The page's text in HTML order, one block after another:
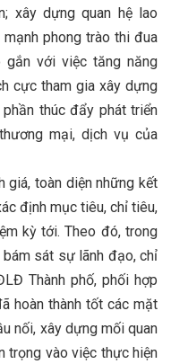
xây dựng quan hệ lao
phong trào thi đua
với việc tăng năng
cực tham gia xây dựng
thúc đẩy phát triển
mại, dịch vụ của
toàn diện những kết
định mục tiêu, chỉ tiêu,
kỳ tới. Theo đó, trong
sát sự lãnh đạo, chỉ
Thành phố, phối hợp
hoàn thành tốt các mặt
nối, xây dựng mối quan
trọng vào việc thực hiện